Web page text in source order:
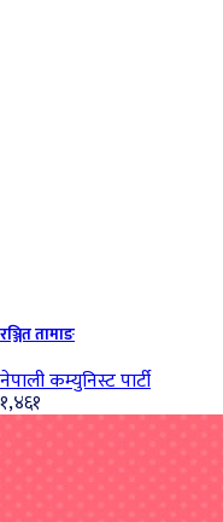
रञ्जित तामाङ
नेपाली कम्युनिस्ट पार्टी
१,४६१